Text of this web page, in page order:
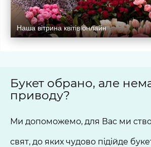
Наша вітрина квітів онлайн
Букет обрано, але
приводу?
Ми допоможемо, для Вас ми
свят, до яких чудово підійде